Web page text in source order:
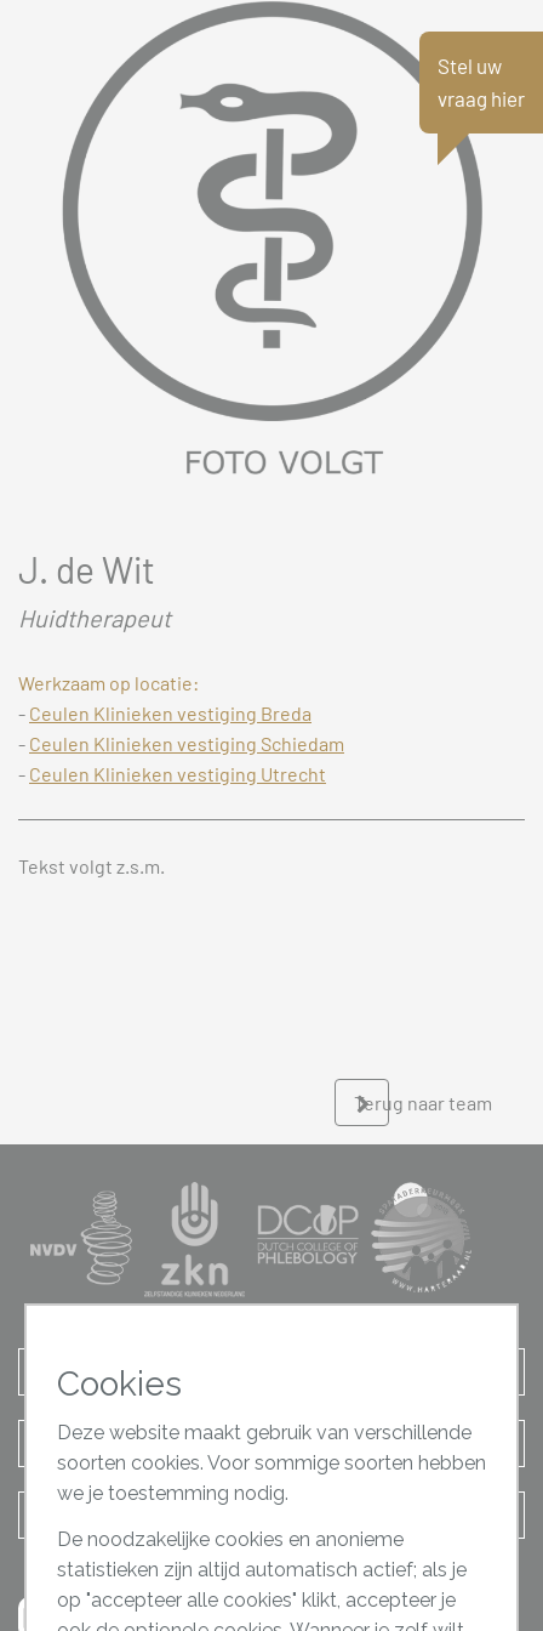
J. de Wit
Huidtherapeut
Werkzaam op locatie:
- Ceulen Klinieken vestiging Breda
- Ceulen Klinieken vestiging Schiedam
- Ceulen Klinieken vestiging Utrecht
Tekst volgt z.s.m.
Terug naar team
Stel uw
vraag hier
Afspraak maken
Terugbel verzoek
Cookies
Deze website maakt gebruik van verschillende
soorten cookies. Voor sommige soorten hebben
we je toestemming nodig.
De noodzakelijke cookies en anonieme
statistieken zijn altijd automatisch actief; als je
op "accepteer alle cookies" klikt, accepteer je